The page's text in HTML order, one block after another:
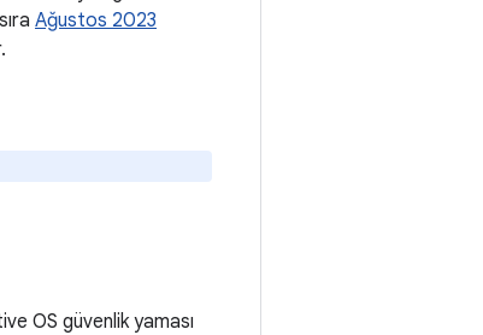
Ağustos 2023
OS güvenlik yaması